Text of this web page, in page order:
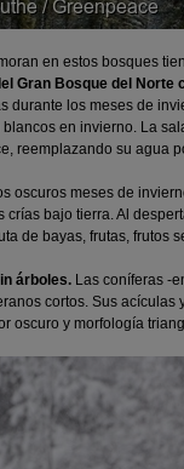
en estos bosques
Gran Bosque del
durante los meses de
en invierno. La
reemplazando su agua
oscuros meses de
crías bajo tierra. Al
de bayas, frutas, frutos
árboles. Las coníferas -
cortos. Sus
oscuro y morfología